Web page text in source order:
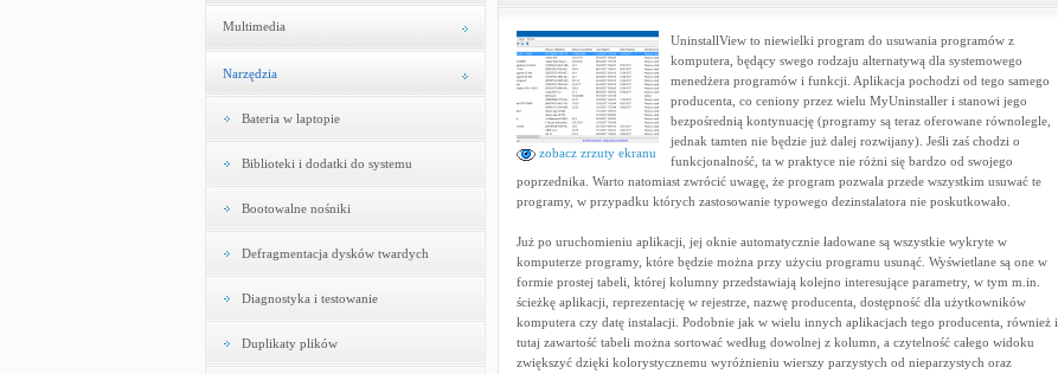
Multimedia
Narzędzia
Bateria w laptopie
Biblioteki i dodatki do systemu
Bootowalne nośniki
Defragmentacja dysków twardych
Diagnostyka i testowanie
Duplikaty plików
zobacz zrzuty ekranu
UninstallView to niewielki program do usuwania programów z
komputera, będący swego rodzaju alternatywą dla systemowego
menedżera programów i funkcji. Aplikacja pochodzi od tego samego
producenta, co ceniony przez wielu MyUninstaller i stanowi jego
bezpośrednią kontynuację (programy są teraz oferowane równolegle,
jednak tamten nie będzie już dalej rozwijany). Jeśli zaś chodzi o
funkcjonalność, ta w praktyce nie różni się bardzo od swojego
poprzednika. Warto natomiast zwrócić uwagę, że program pozwala przede wszystkim usuwać te
programy, w przypadku których zastosowanie typowego dezinstalatora nie poskutkowało.
Już po uruchomieniu aplikacji, jej oknie automatycznie ładowane są wszystkie wykryte w
komputerze programy, które będzie można przy użyciu programu usunąć. Wyświetlane są one w
formie prostej tabeli, której kolumny przedstawiają kolejno interesujące parametry, w tym m.in.
ścieżkę aplikacji, reprezentację w rejestrze, nazwę producenta, dostępność dla użytkowników
komputera czy datę instalacji. Podobnie jak w wielu innych aplikacjach tego producenta, również i
tutaj zawartość tabeli można sortować według dowolnej z kolumn, a czytelność całego widoku
zwiększyć dzięki kolorystycznemu wyróżnieniu wierszy parzystych od nieparzystych oraz